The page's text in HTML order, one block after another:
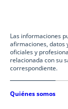
Las informaciones
afirmaciones, datos
oficiales y
relacionada con su
correspondiente.
Quiénes somos